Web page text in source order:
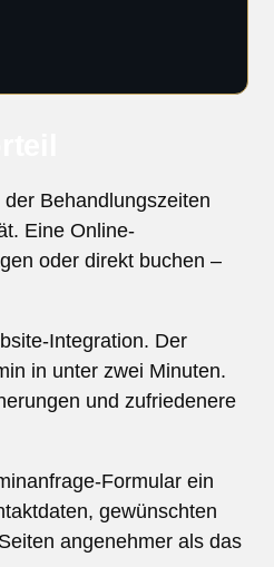
Behandlungszeiten
Eine Online-
oder direkt buchen –
Integration. Der
in unter zwei Minuten.
und zufriedenere
Formular ein
gewünschten
angenehmer als das